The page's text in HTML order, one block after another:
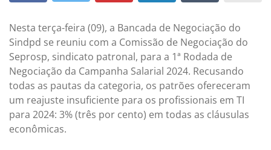
Nesta terça-feira (09), a Bancada de Negociação do
Sindpd se reuniu com a Comissão de Negociação do
Seprosp, sindicato patronal, para a 1ª Rodada de
Negociação da Campanha Salarial 2024. Recusando
todas as pautas da categoria, os patrões ofereceram
um reajuste insuficiente para os profissionais em TI
para 2024: 3% (três por cento) em todas as cláusulas
econômicas.